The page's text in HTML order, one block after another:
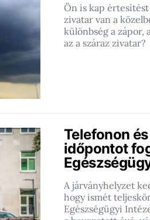
Ön is kap
zivatar van a
különbség a zápor,
az a száraz zivatar?
Telefonon
időpontot
A járványhelyzet
hogy ismét
Egészségügyi